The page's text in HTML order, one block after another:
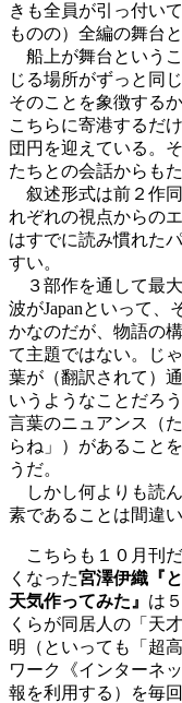
きも全員が引っ付い
ものの）全編の舞台
船上が舞台という
じる場所がずっと同
そのことを象徴する
こちらに寄港するだ
団円を迎えている。
たちとの会話からも
叙述形式は前２作
れぞれの視点からの
はすでに読み慣れた
すい。
３部作を通して最大
波がJapanといって、
かなのだが、物語の
て主題ではない。じ
葉が（翻訳されて）
いうようなことだろ
言葉のニュアンス（
らね」）があること
うだ。
しかし何よりも読
素であることは間違い
こちらも１０月刊
くなった宮澤伊織『
天気作ってみた』 は
くらが同居人の「天
明（といっても「超
ワーク《インターネ
報を利用する）を毎